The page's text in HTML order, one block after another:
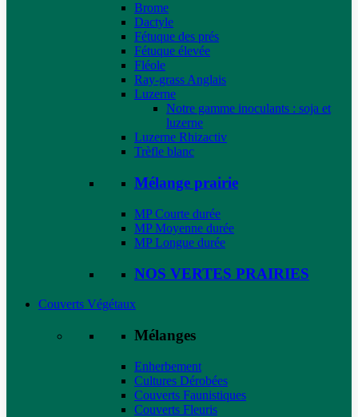
Brome
Dactyle
Fétuque des prés
Fétuque élevée
Fléole
Ray-grass Anglais
Luzerne
Notre gamme inoculants : soja et
luzerne
Luzerne Rhizactiv
Trèfle blanc
Mélange prairie
MP Courte durée
MP Moyenne durée
MP Longue durée
NOS VERTES PRAIRIES
Couverts Végétaux
Mélanges
Enherbement
Cultures Dérobées
Couverts Faunistiques
Couverts Fleuris